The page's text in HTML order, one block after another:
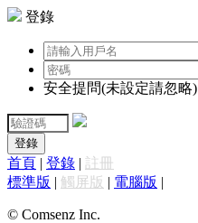
登錄
安全提問(未設定請忽略)
登錄
首頁 | 登錄 | 註冊
標準版 | 觸屏版 | 電腦版 |
© Comsenz Inc.